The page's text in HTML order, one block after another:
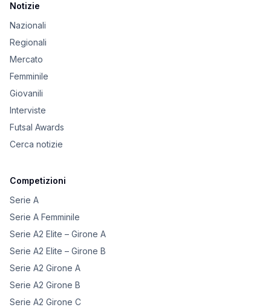
Notizie
Nazionali
Regionali
Mercato
Femminile
Giovanili
Interviste
Futsal Awards
Cerca notizie
Competizioni
Serie A
Serie A Femminile
Serie A2 Elite – Girone A
Serie A2 Elite – Girone B
Serie A2 Girone A
Serie A2 Girone B
Serie A2 Girone C